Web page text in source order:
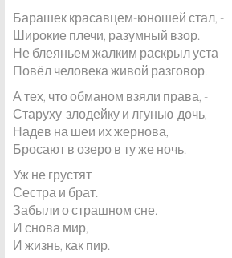
Барашек красавцем-юношей стал, -
Широкие плечи, разумный взор.
Не блеяньем жалким раскрыл уста -
Повёл человека живой разговор.
А тех, что обманом взяли права, -
Старуху-злодейку и лгунью-дочь, -
Надев на шеи их жернова,
Бросают в озеро в ту же ночь.
Уж не грустят
Сестра и брат.
Забыли о страшном сне.
И снова мир,
И жизнь, как пир.